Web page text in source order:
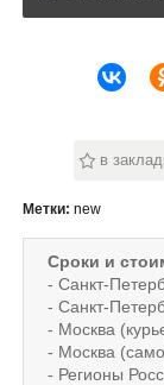
в
Метки: new
Сроки и
- Санкт-
- Санкт-
- Москва
- Москва
- Регионы